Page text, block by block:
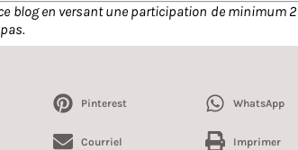
blog en versant une participation de minimum
Pinterest WhatsApp
Courriel Imprimer